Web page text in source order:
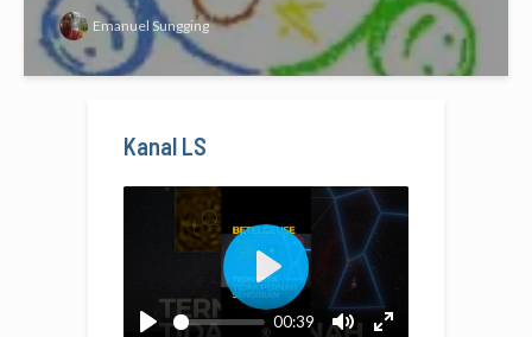
Emanuel Sungging
Kanal LS